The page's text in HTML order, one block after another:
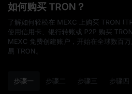
如何购买 TRON？
了解如何轻松在 MEXC 上购买 TRON
使用信用卡、银行转账或 P2P 购买
MEXC 免费创建账户，开始在全球数百
易 TRON。
步骤一 步骤二 步骤三 步骤四